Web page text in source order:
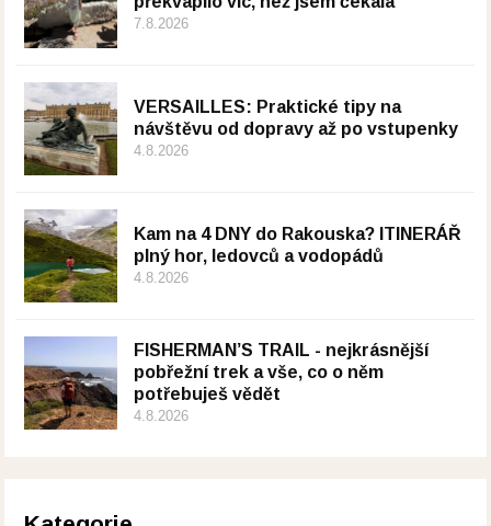
7.8.2026
VERSAILLES: Praktické tipy na
návštěvu od dopravy až po vstupenky
4.8.2026
Kam na 4 DNY do Rakouska? ITINERÁŘ
plný hor, ledovců a vodopádů
4.8.2026
FISHERMAN’S TRAIL - nejkrásnější
pobřežní trek a vše, co o něm
potřebuješ vědět
4.8.2026